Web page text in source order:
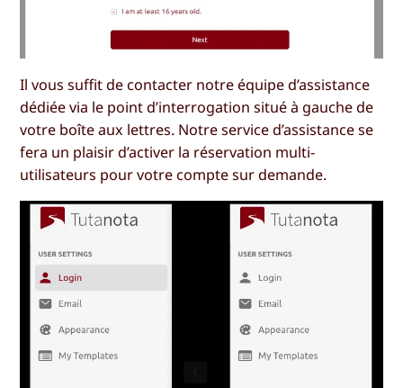
Il vous suffit de contacter notre équipe d’assistance
dédiée via le point d’interrogation situé à gauche de
votre boîte aux lettres. Notre service d’assistance se
fera un plaisir d’activer la réservation multi-
utilisateurs pour votre compte sur demande.